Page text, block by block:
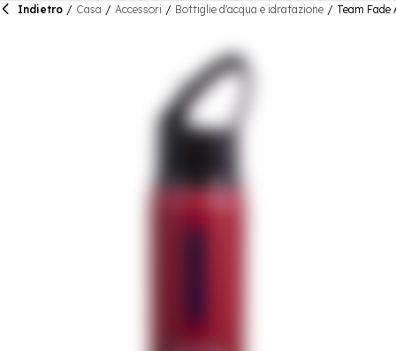
Indietro / Casa / Accessori / Bottiglie d'acqua e idratazione / Team